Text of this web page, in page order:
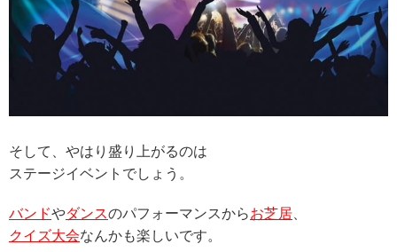
そして、やはり盛り上がるのは
ステージイベントでしょう。
バンドやダンスのパフォーマンスからお芝居
クイズ大会なんかも楽しいです。